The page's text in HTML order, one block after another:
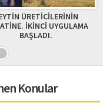
UYGULAMA
sezgin
Konular